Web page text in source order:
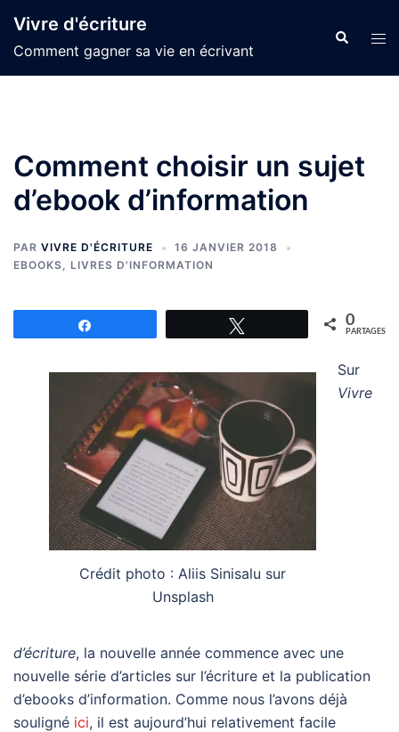
contenu
Vivre d'écriture
Comment gagner sa vie en écrivant
Comment choisir un sujet
d’ebook d’information
PAR VIVRE D'ÉCRITURE
16 JANVIER 2018
EBOOKS, LIVRES D'INFORMATION
0
PARTAGES
Crédit photo : Aliis Sinisalu sur
Unsplash
Sur
Vivre
d’écriture, la nouvelle année commence avec une
nouvelle série d’articles sur l’écriture et la publication
d’ebooks d’information. Comme nous l’avons déjà
souligné ici, il est aujourd’hui relativement facile